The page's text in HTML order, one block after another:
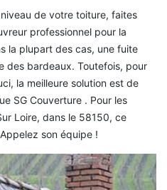
de votre toiture, faites
professionnel pour la
la plupart des cas, une fuite
des bardeaux. Toutefois, pour
la meilleure solution est de
SG Couverture . Pour les
Loire, dans le 58150, ce
son équipe !